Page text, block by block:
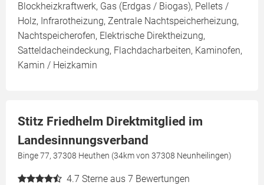
Blockheizkraftwerk, Gas (Erdgas / Biogas), Pellets /
Holz, Infrarotheizung, Zentrale Nachtspeicherheizung,
Nachtspeicherofen, Elektrische Direktheizung,
Satteldacheindeckung, Flachdacharbeiten, Kaminofen,
Kamin / Heizkamin
Stitz Friedhelm Direktmitglied im
Landesinnungsverband
Binge 77, 37308 Heuthen (34km von 37308 Neunheilingen)
4.7 Sterne aus 7 Bewertungen